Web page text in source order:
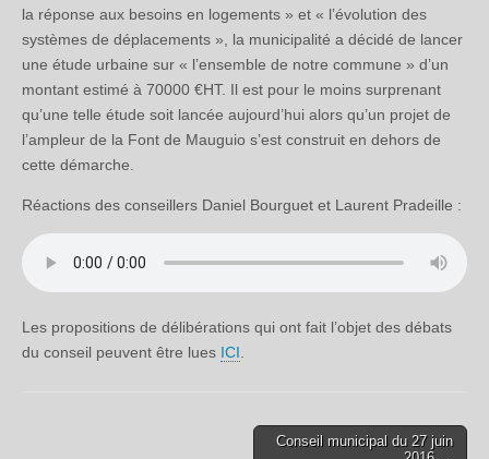
la réponse aux besoins en logements » et « l’évolution des
systèmes de déplacements », la municipalité a décidé de lancer
une étude urbaine sur « l’ensemble de notre commune » d’un
montant estimé à 70000 €HT. Il est pour le moins surprenant
qu’une telle étude soit lancée aujourd’hui alors qu’un projet de
l’ampleur de la Font de Mauguio s’est construit en dehors de
cette démarche.
Réactions des conseillers Daniel Bourguet et Laurent Pradeille :
Les propositions de délibérations qui ont fait l’objet des débats
du conseil peuvent être lues ICI.
Conseil municipal du 27 juin